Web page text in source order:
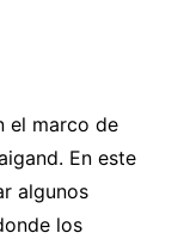
el marco de
En este
algunos
los